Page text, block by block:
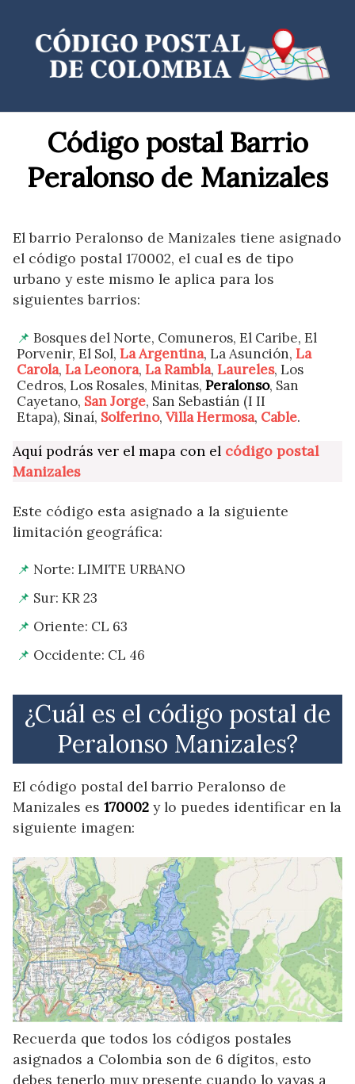
contenido
Código postal Barrio
Peralonso de Manizales
El barrio Peralonso de Manizales tiene asignado
el código postal 170002, el cual es de tipo
urbano y este mismo le aplica para los
siguientes barrios:
Bosques del Norte, Comuneros, El Caribe, El
Porvenir, El Sol, La Argentina, La Asunción, La
Carola, La Leonora, La Rambla, Laureles, Los
Cedros, Los Rosales, Minitas, Peralonso, San
Cayetano, San Jorge, San Sebastián (I II
Etapa), Sinaí, Solferino, Villa Hermosa, Cable.
Aquí podrás ver el mapa con el código postal
Manizales
Este código esta asignado a la siguiente
limitación geográfica:
Norte: LIMITE URBANO
Sur: KR 23
Oriente: CL 63
Occidente: CL 46
¿Cuál es el código postal de
Peralonso Manizales?
El código postal del barrio Peralonso de
Manizales es 170002 y lo puedes identificar en la
siguiente imagen:
Recuerda que todos los códigos postales
asignados a Colombia son de 6 dígitos, esto
debes tenerlo muy presente cuando lo vayas a